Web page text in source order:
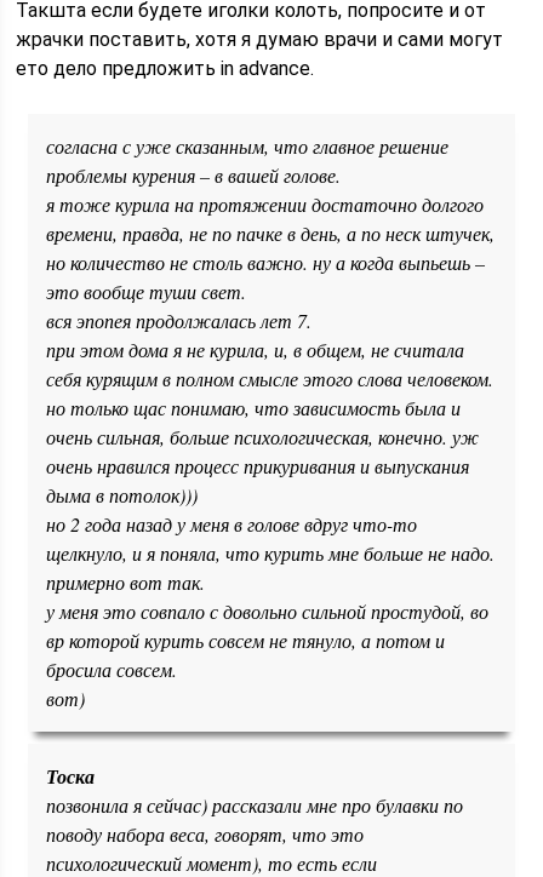
Такшта если будете иголки колоть, попросите и от
жрачки поставить, хотя я думаю врачи и сами могут
ето дело предложить in advance.
согласна с уже сказанным, что главное решение
проблемы курения – в вашей голове.
я тоже курила на протяжении достаточно долгого
времени, правда, не по пачке в день, а по неск штучек,
но количество не столь важно. ну а когда выпьешь –
это вообще туши свет.
вся эпопея продолжалась лет 7.
при этом дома я не курила, и, в общем, не считала
себя курящим в полном смысле этого слова человеком.
но только щас понимаю, что зависимость была и
очень сильная, больше психологическая, конечно. уж
очень нравился процесс прикуривания и выпускания
дыма в потолок)))
но 2 года назад у меня в голове вдруг что-то
щелкнуло, и я поняла, что курить мне больше не надо.
примерно вот так.
у меня это совпало с довольно сильной простудой, во
вр которой курить совсем не тянуло, а потом и
бросила совсем.
вот)
Тоска
позвонила я сейчас) рассказали мне про булавки по
поводу набора веса, говорят, что это
психологический момент), то есть если